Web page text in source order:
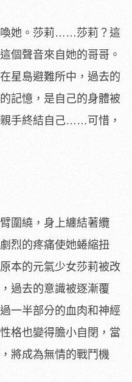
喚她。莎莉……莎莉？這
個聲音來自她的哥哥。
星島避難所中，過去的
記憶，是自己的身體被
手終結自己……可惜，
圍繞，身上纏結著纜
烈的疼痛使她蜷縮扭
本的元氣少女莎莉被改
過去的意識被逐漸覆
一半部分的血肉和神經
格也變得膽小自閉，當
將成為無情的戰鬥機